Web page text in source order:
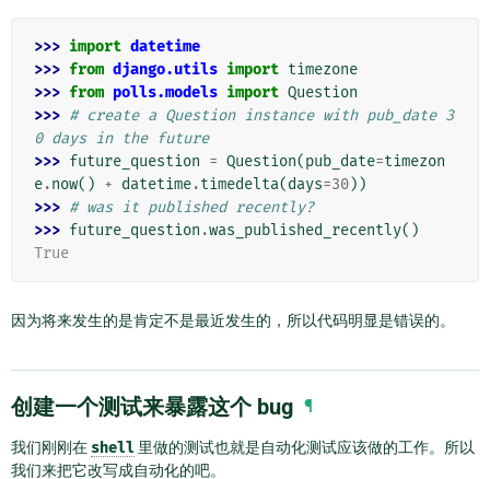
>>> import datetime
>>> from django.utils import timezone
>>> from polls.models import Question
>>> # create a Question instance with pub_date 3
0 days in the future
>>> future_question = Question(pub_date=timezon
e.now() + datetime.timedelta(days=30))
>>> # was it published recently?
>>> future_question .was_published_recently()
True
因为将来发生的是肯定不是最近发生的，所以代码明显是错误的。
创建一个测试来暴露这个 bug ¶
我们刚刚在 shell 里做的测试也就是自动化测试应该做的工作。所以
我们来把它改写成自动化的吧。